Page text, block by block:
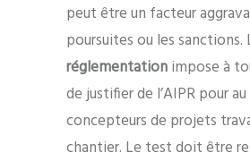
peut être un facteur
poursuites ou les sanctions.
réglementationimpose à
de justifier de l’AIPR pour
concepteurs de projets
chantier. Le test doit être